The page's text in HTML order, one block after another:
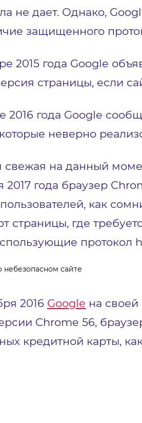
не дает. Однако,
защищенного
2015 года Google
страницы, если
2016 года Google
неверно
свежая на данный
2017 года браузер
как
страницы, где
протокол
2016 Google на
Chrome 56,
кредитной карты,